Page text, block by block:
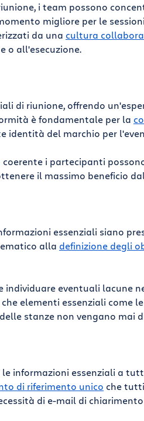
i team possono
migliore per le
da una cultura
o all'esecuzione.
di riunione, offrendo
è fondamentale per la
identità del marchio per
i partecipanti
il massimo beneficio
essenziali siano
alla definizione degli
individuare eventuali lacune
elementi essenziali come
stanze non vengano mai
informazioni essenziali a
di riferimento unico che
di e-mail di